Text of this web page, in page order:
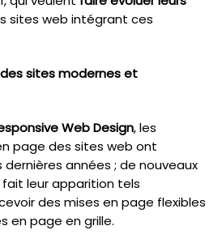
sites web intégrant ces
sites modernes et
Web Design, les
page des sites web ont
années ; de nouveaux
leur apparition tels
des mises en page flexibles
en page en grille.